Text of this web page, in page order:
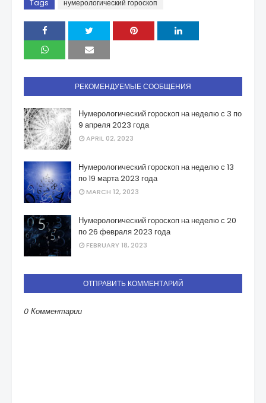
Tags нумерологический гороскоп
РЕКОМЕНДУЕМЫЕ СООБЩЕНИЯ
Нумерологический гороскоп на неделю с 3 по
9 апреля 2023 года
APRIL 02, 2023
Нумерологический гороскоп на неделю с 13
по 19 марта 2023 года
MARCH 12, 2023
Нумерологический гороскоп на неделю с 20
по 26 февраля 2023 года
FEBRUARY 18, 2023
ОТПРАВИТЬ КОММЕНТАРИЙ
0 Комментарии